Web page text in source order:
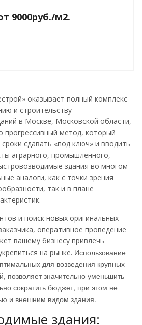
9000руб./м2.
оказывает полный комплекс
и строительству
в Москве, Московской области,
прогрессивный метод, который
сдавать «под ключ» и вводить
аграрного, промышленного,
здания во многом
аналоги, как с точки зрения
так и в плане
и поиск новых оригинальных
оперативное проведение
вашему бизнесу привлечь
на рынке. Использование
для возведения крупных
позволяет значительно уменьшить
сократить бюджет, при этом не
и внешним видом здания.
здания: